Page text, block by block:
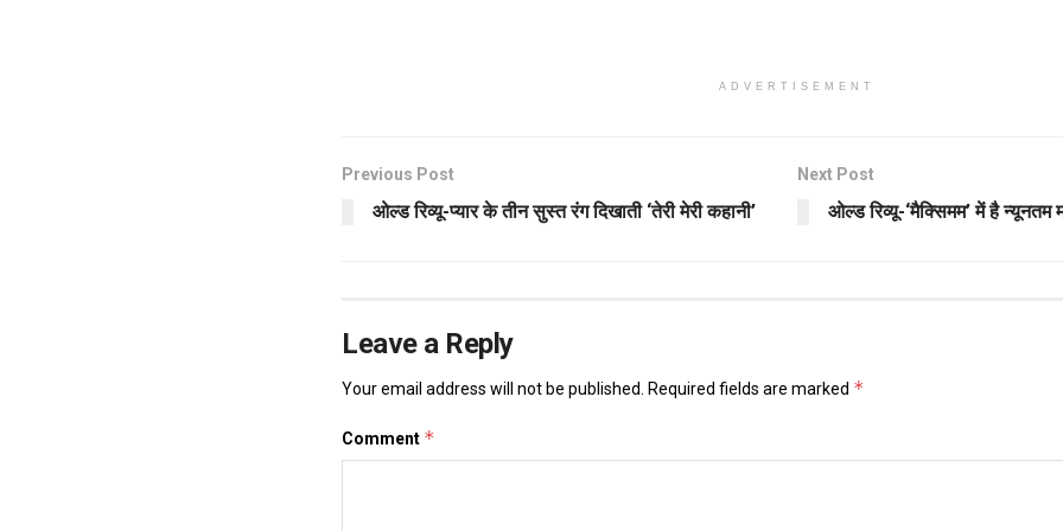
ADVERTISEMENT
Previous Post
ओल्ड रिव्यू-प्यार के तीन सुस्त रंग दिखाती ‘तेरी मेरी कहानी’
Next Post
ओल्ड रिव्यू-‘मैक्सिमम’ में है न्यूनतम
Leave a Reply
Your email address will not be published. Required fields are marked *
Comment *